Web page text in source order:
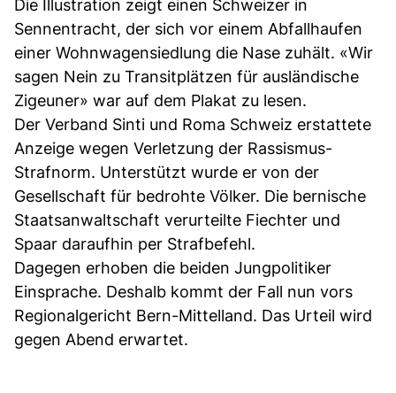
Die Illustration zeigt einen Schweizer in
Sennentracht, der sich vor einem Abfallhaufen
einer Wohnwagensiedlung die Nase zuhält. «Wir
sagen Nein zu Transitplätzen für ausländische
Zigeuner» war auf dem Plakat zu lesen.
Der Verband Sinti und Roma Schweiz erstattete
Anzeige wegen Verletzung der Rassismus-
Strafnorm. Unterstützt wurde er von der
Gesellschaft für bedrohte Völker. Die bernische
Staatsanwaltschaft verurteilte Fiechter und
Spaar daraufhin per Strafbefehl.
Dagegen erhoben die beiden Jungpolitiker
Einsprache. Deshalb kommt der Fall nun vors
Regionalgericht Bern-Mittelland. Das Urteil wird
gegen Abend erwartet.